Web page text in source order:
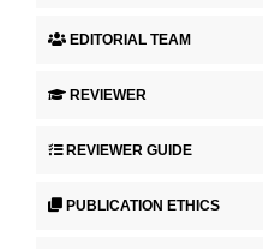
EDITORIAL TEAM
REVIEWER
REVIEWER GUIDE
PUBLICATION ETHICS